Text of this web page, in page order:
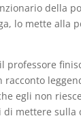
della
lo mette alla
egli non
mettere sulla